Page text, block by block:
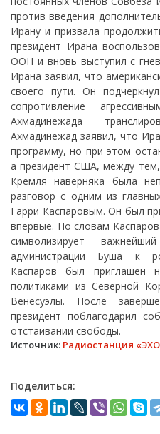
против введения
Ирану и призвала
президент Ирана
ООН и вновь выступил с
Ирана заявил, что
своего пути. Он
сопротивление
Ахмадинежада
Ахмадинежад заявил, что
программу, но при этом
а президент США, между
Кремля наверняка была
разговор с одним из
Гарри Каспаровым. Он был
впервые. По словам
символизирует
администрации Буша к
Каспаров был
политиками из Северной
Венесуэлы. После
президент поблагодарил
отстаивании свободы.
Источник: Радиостанция
Поделиться: